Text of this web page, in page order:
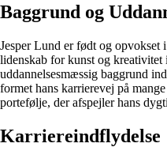
Baggrund og
Jesper Lund er født og
lidenskab for kunst og
uddannelsesmæssig baggrund
formet hans karrierevej på
portefølje, der afspejler hans
Karriereindflydelse